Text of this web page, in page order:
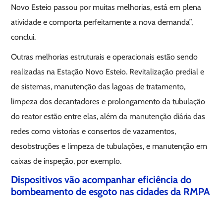
Novo Esteio passou por muitas melhorias, está em plena
atividade e comporta perfeitamente a nova demanda”,
conclui.
Outras melhorias estruturais e operacionais estão sendo
realizadas na Estação Novo Esteio. Revitalização predial e
de sistemas, manutenção das lagoas de tratamento,
limpeza dos decantadores e prolongamento da tubulação
do reator estão entre elas, além da manutenção diária das
redes como vistorias e consertos de vazamentos,
desobstruções e limpeza de tubulações, e manutenção em
caixas de inspeção, por exemplo.
Dispositivos vão acompanhar eficiência do
bombeamento de esgoto nas cidades da RMPA